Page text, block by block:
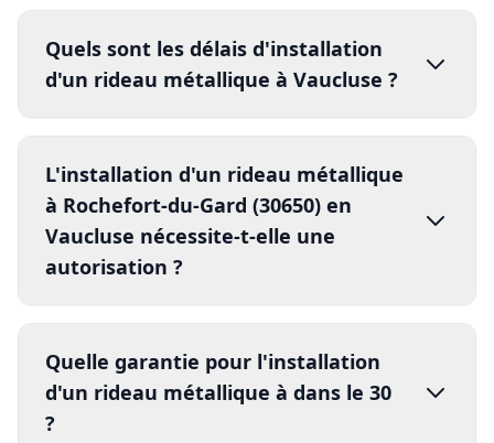
visite technique gratuite
devis détaillé sous 24h
pose
complète en 1 journée
garantie
Avignon
dimensions
type de lames
motorisation
options sécurité
complexité de pose
Rideau aluminium microperforé
Motorisation tubulaire radio
Installation
Quels sont les délais d'installation
d'un rideau métallique à Vaucluse ?
à Avignon
2 à 4 semaines
Détail par phase :
Devis personnalisé
Validation commande
Fabrication
Installation
complète
L'installation d'un rideau métallique
à Rochefort-du-Gard (30650) en
Vaucluse nécessite-t-elle une
autorisation ?
Avignon
Déclaration préalable obligatoire si :
Quelle garantie pour l'installation
d'un rideau métallique à dans le 30
?